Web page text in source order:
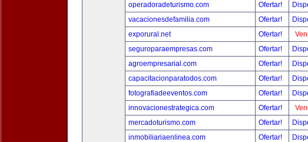
operadoradeturismo.com
Ofertar!
vacacionesdefamilia.com
Ofertar!
exporural.net
Ofertar!
seguroparaempresas.com
Ofertar!
agroempresarial.com
Ofertar!
capacitacionparatodos.com
Ofertar!
fotografiadeeventos.com
Ofertar!
innovacionestrategica.com
Ofertar!
mercadoturismo.com
Ofertar!
inmobiliariaenlinea.com
Ofertar!